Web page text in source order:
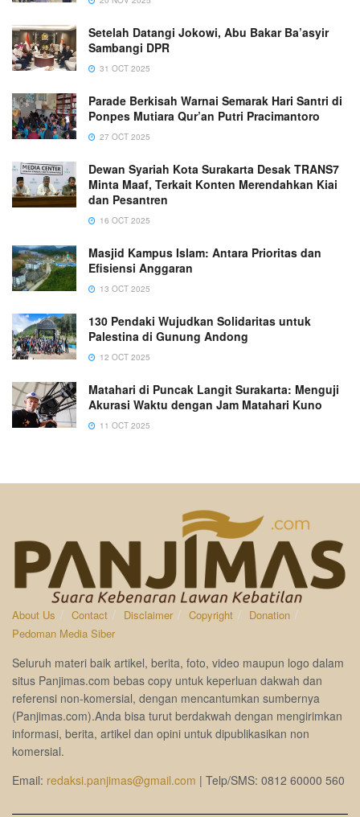
Setelah Datangi Jokowi, Abu Bakar Ba’asyir
Sambangi DPR
31 OCT 2025
Parade Berkisah Warnai Semarak Hari Santri di
Ponpes Mutiara Qur’an Putri Pracimantoro
27 OCT 2025
Dewan Syariah Kota Surakarta Desak TRANS7
Minta Maaf, Terkait Konten Merendahkan Kiai
dan Pesantren
16 OCT 2025
Masjid Kampus Islam: Antara Prioritas dan
Efisiensi Anggaran
13 OCT 2025
130 Pendaki Wujudkan Solidaritas untuk
Palestina di Gunung Andong
12 OCT 2025
Matahari di Puncak Langit Surakarta: Menguji
Akurasi Waktu dengan Jam Matahari Kuno
11 OCT 2025
About Us Contact Disclaimer Copyright
Donation
Pedoman Media Siber
Seluruh materi baik artikel, berita, foto, video maupun logo dalam
situs Panjimas.com bebas copy untuk keperluan dakwah dan
referensi non-komersial, dengan mencantumkan sumbernya
(Panjimas.com).Anda bisa turut berdakwah dengan mengirimkan
informasi, berita, artikel dan opini untuk dipublikasikan non
komersial.
Email: redaksi.panjimas@gmail.com | Telp/SMS: 0812 60000 560